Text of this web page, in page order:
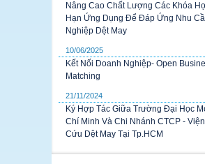
Nâng Cao Chất Lượng Các Khóa
Hạn Ứng Dụng Để Đáp Ứng Nhu
Nghiệp Dệt May
10/06/2025
Kết Nối Doanh Nghiệp- Open
Matching
21/11/2024
Ký Hợp Tác Giữa Trường Đại Học
Chí Minh Và Chi Nhánh CTCP -
Cứu Dệt May Tại Tp.HCM